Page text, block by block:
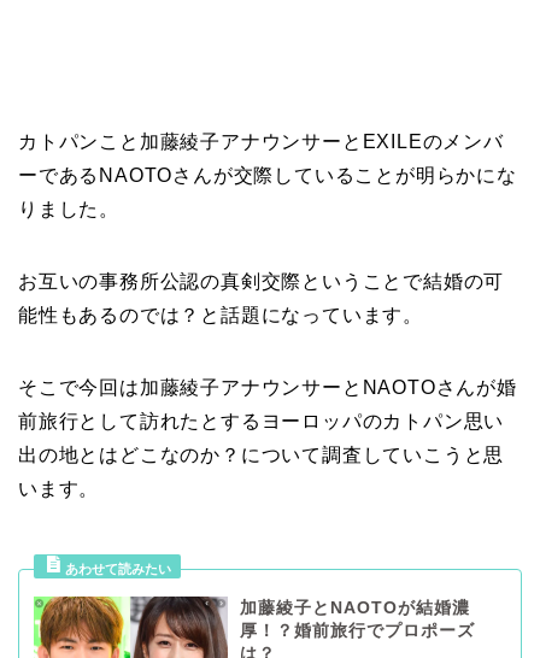
カトパンこと加藤綾子アナウンサーとEXILEのメンバ
ーであるNAOTOさんが交際していることが明らかにな
りました。
お互いの事務所公認の真剣交際ということで結婚の可
能性もあるのでは？と話題になっています。
そこで今回は加藤綾子アナウンサーとNAOTOさんが婚
前旅行として訪れたとするヨーロッパのカトパン思い
出の地とはどこなのか？について調査していこうと思
います。
加藤綾子とNAOTOが結婚濃
厚！？婚前旅行でプロポーズ
は？